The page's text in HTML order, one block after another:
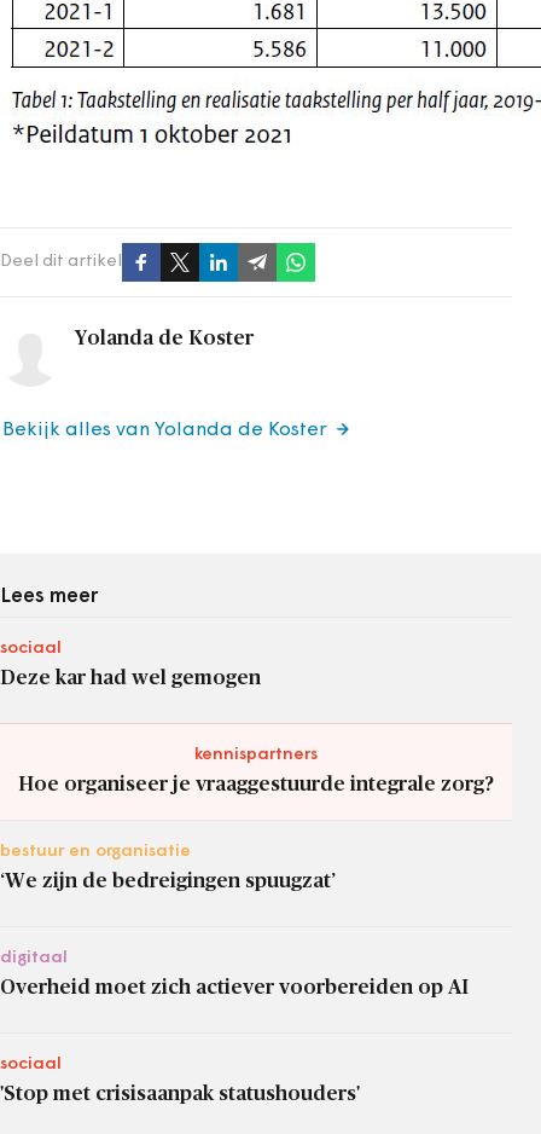
Deel dit artikel
Yolanda de Koster
Bekijk alles van Yolanda de Koster
Lees meer
sociaal
Deze kar had wel gemogen
kennispartners
Hoe organiseer je vraaggestuurde integrale zorg?
bestuur en organisatie
‘We zijn de bedreigingen spuugzat’
digitaal
Overheid moet zich actiever voorbereiden op AI
sociaal
'Stop met crisisaanpak statushouders'